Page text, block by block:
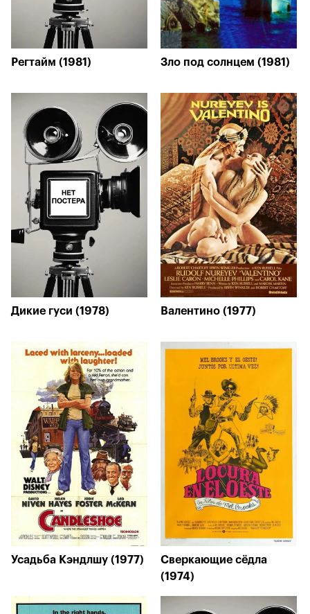
Регтайм (1981) Зло под солнцем (1981)
Дикие гуси (1978) Валентино (1977)
Усадьба Кэндлшу (1977)
Сверкающие сёдла
(1974)